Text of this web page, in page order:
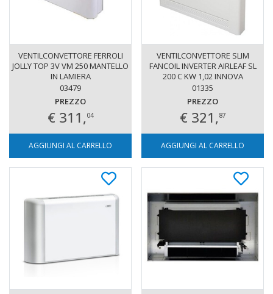
VENTILCONVETTORE FERROLI
JOLLY TOP 3V VM 250 MANTELLO
IN LAMIERA
03479
PREZZO
€ 311,04
AGGIUNGI AL CARRELLO
VENTILCONVETTORE SLIM
FANCOIL INVERTER AIRLEAF SL
200 C KW 1,02 INNOVA
01335
PREZZO
€ 321,87
AGGIUNGI AL CARRELLO